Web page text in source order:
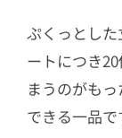
ぷくっとし
ートにつき
まうのがも
できる一品で